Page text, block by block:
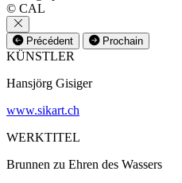
© CAL
Précédent Prochain
KÜNSTLER
Hansjörg Gisiger
www.sikart.ch
WERKTITEL
Brunnen zu Ehren des Wassers